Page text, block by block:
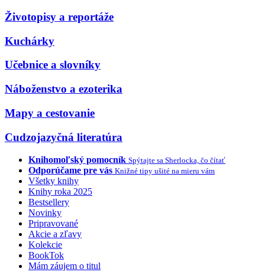
Životopisy a reportáže
Kuchárky
Učebnice a slovníky
Náboženstvo a ezoterika
Mapy a cestovanie
Cudzojazyčná literatúra
Knihomoľský pomocník Spýtajte sa Sherlocka, čo čítať
Odporúčame pre vás Knižné tipy ušité na mieru vám
Všetky knihy
Knihy roka 2025
Bestsellery
Novinky
Pripravované
Akcie a zľavy
Kolekcie
BookTok
Mám záujem o titul